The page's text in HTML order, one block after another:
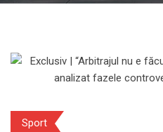
Sport